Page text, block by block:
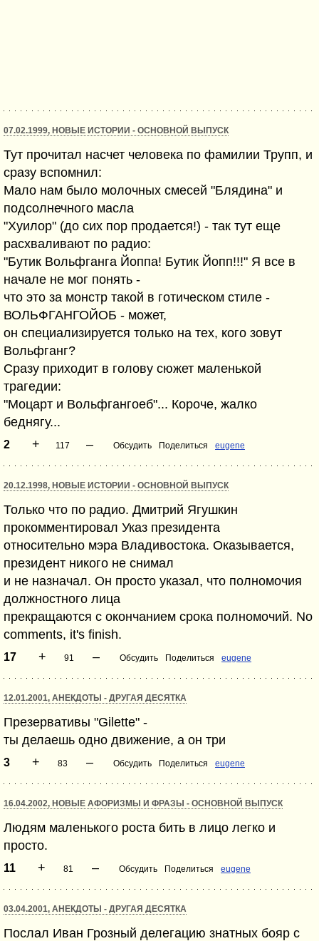
07.02.1999, НОВЫЕ ИСТОРИИ - ОСНОВНОЙ ВЫПУСК
Тут прочитал насчет человека по фамилии Трупп, и
сразу вспомнил:
Мало нам было молочных смесей "Блядина" и
подсолнечного масла
"Хуилор" (до сих пор продается!) - так тут еще
расхваливают по радио:
"Бутик Вольфганга Йоппа! Бутик Йопп!!!" Я все в
начале не мог понять -
что это за монстр такой в готическом стиле -
ВОЛЬФГАНГОЙОБ - может,
он специализируется только на тех, кого зовут
Вольфганг?
Сразу приходит в голову сюжет маленькой
трагедии:
"Моцарт и Вольфгангоеб"... Короче, жалко
беднягу...
2 + 117 – Обсудить Поделиться eugene
20.12.1998, НОВЫЕ ИСТОРИИ - ОСНОВНОЙ ВЫПУСК
Только что по радио. Дмитрий Ягушкин
прокомментировал Указ президента
относительно мэра Владивостока. Оказывается,
президент никого не снимал
и не назначал. Он просто указал, что полномочия
должностнoго лица
прекращаются с окончанием срока полномочий. No
comments, it's finish.
17 + 91 – Обсудить Поделиться eugene
12.01.2001, АНЕКДОТЫ - ДРУГАЯ ДЕСЯТКА
Презервативы "Gilette" -
ты делаешь одно движение, а он три
3 + 83 – Обсудить Поделиться eugene
16.04.2002, НОВЫЕ АФОРИЗМЫ И ФРАЗЫ - ОСНОВНОЙ ВЫПУСК
Людям маленького роста бить в лицо легко и
просто.
11 + 81 – Обсудить Поделиться eugene
03.04.2001, АНЕКДОТЫ - ДРУГАЯ ДЕСЯТКА
Послал Иван Грозный делегацию знатных бояр с